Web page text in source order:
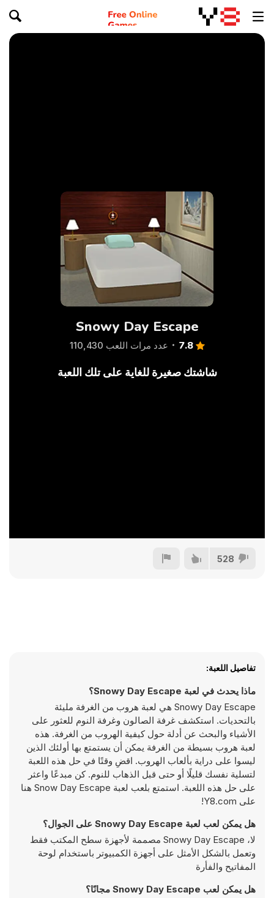
Snowy Day Escape
7.8 عدد مرات اللعب 110,430
شاشتك صغيرة للغاية على تلك اللعبة
528
تفاصيل اللعبة:
ماذا يحدث في لعبة Snowy Day Escape؟
Snowy Day Escape هي لعبة هروب من الغرفة مليئة
بالتحديات. استكشف غرفة الصالون وغرفة النوم للعثور على
الأشياء والبحث عن أدلة حول كيفية الهروب من الغرفة. هذه
لعبة هروب بسيطة من الغرفة يمكن أن يستمتع بها أولئك الذين
ليسوا على دراية بألعاب الهروب. اقضِ وقتًا في حل هذه اللعبة
لتسلية نفسك قليلًا أو حتى قبل الذهاب للنوم. كن مبدعًا واعثر
على حل هذه اللعبة. استمتع بلعب لعبة Snow Day Escape هنا
على Y8.com!
هل يمكن لعب لعبة Snowy Day Escape على الجوال؟
لا، Snowy Day Escape مصممة لأجهزة سطح المكتب فقط
وتعمل بالشكل الأمثل على أجهزة الكمبيوتر باستخدام لوحة
المفاتيح والفأرة
هل يمكن لعب Snowy Day Escape مجانًا؟